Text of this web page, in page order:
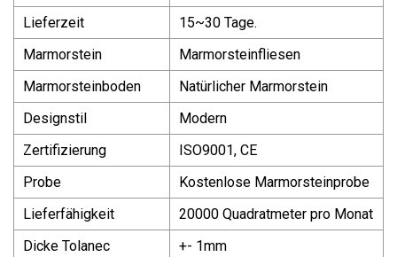
Lieferzeit
15~30 Tage.
Marmorstein
Marmorsteinfliesen
Marmorsteinboden
Natürlicher Marmorstein
Designstil
Modern
Zertifizierung
ISO9001, CE
Probe
Kostenlose Marmorsteinprobe
Lieferfähigkeit
20000 Quadratmeter pro Monat
Dicke Tolanec
+- 1mm